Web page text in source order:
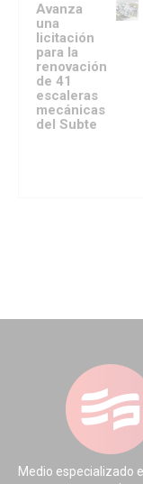
Avanza
una
licitación
para la
renovación
de 41
escaleras
mecánicas
del Subte
Medio especializado